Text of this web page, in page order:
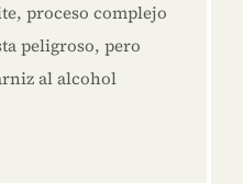
proceso complejo
peligroso, pero
al alcohol